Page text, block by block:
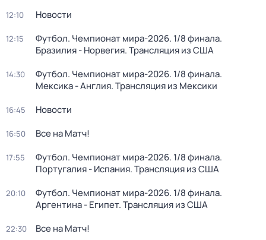
12:10 Новости
12:15
Футбол. Чемпионат мира-2026. 1/8 финала.
Бразилия - Норвегия. Трансляция из США
14:30
Футбол. Чемпионат мира-2026. 1/8 финала.
Мексика - Англия. Трансляция из Мексики
16:45 Новости
16:50 Все на Матч!
17:55
Футбол. Чемпионат мира-2026. 1/8 финала.
Португалия - Испания. Трансляция из США
20:10
Футбол. Чемпионат мира-2026. 1/8 финала.
Аргентина - Египет. Трансляция из США
22:30 Все на Матч!